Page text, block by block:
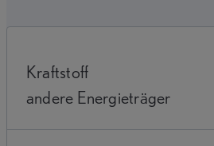
Kraftstoff
andere Energieträger